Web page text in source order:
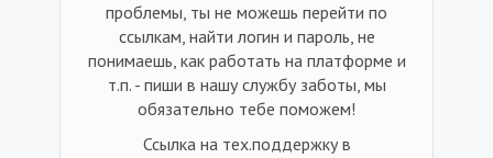
проблемы, ты не можешь перейти по
ссылкам, найти логин и пароль, не
понимаешь, как работать на платформе и
т.п. - пиши в нашу службу заботы, мы
обязательно тебе поможем!
Ссылка на тех.поддержку в